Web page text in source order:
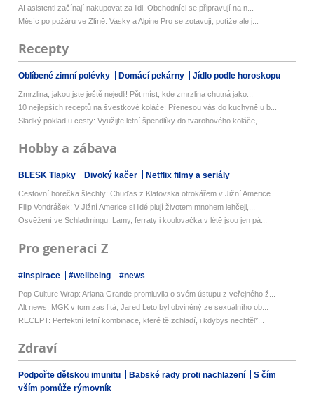
AI asistenti začínají nakupovat za lidi. Obchodníci se připravují na n...
Měsíc po požáru ve Zlíně. Vasky a Alpine Pro se zotavují, potíže ale j...
Recepty
Oblíbené zimní polévky Domácí pekárny Jídlo podle horoskopu
Zmrzlina, jakou jste ještě nejedli! Pět míst, kde zmrzlina chutná jako...
10 nejlepších receptů na švestkové koláče: Přenesou vás do kuchyně u b...
Sladký poklad u cesty: Využijte letní špendlíky do tvarohového koláče,...
Hobby a zábava
BLESK Tlapky Divoký kačer Netflix filmy a seriály
Cestovní horečka šlechty: Chuďas z Klatovska otrokářem v Jižní Americe
Filip Vondrášek: V Jižní Americe si lidé plují životem mnohem lehčeji,...
Osvěžení ve Schladmingu: Lamy, ferraty i koulovačka v létě jsou jen pá...
Pro generaci Z
#inspirace #wellbeing #news
Pop Culture Wrap: Ariana Grande promluvila o svém ústupu z veřejného ž...
Alt news: MGK v tom zas lítá, Jared Leto byl obviněný ze sexuálního ob...
RECEPT: Perfektní letní kombinace, které tě zchladí, i kdybys nechtěl*...
Zdraví
Podpořte dětskou imunitu Babské rady proti nachlazení
S čím
vším pomůže rýmovník